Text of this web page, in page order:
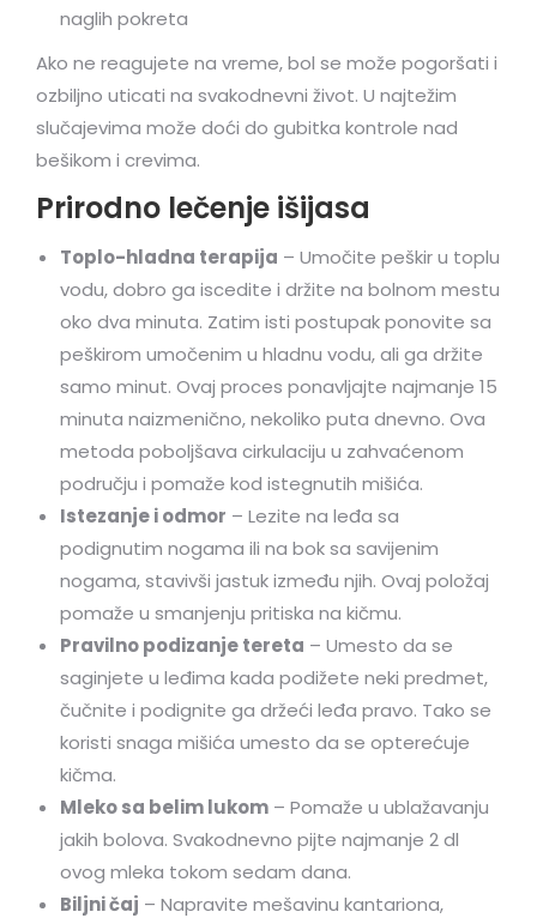
naglih pokreta
Ako ne reagujete na vreme, bol se može pogoršati i
ozbiljno uticati na svakodnevni život. U najtežim
slučajevima može doći do gubitka kontrole nad
bešikom i crevima.
Prirodno lečenje išijasa
Toplo-hladna terapija – Umočite peškir u toplu
vodu, dobro ga iscedite i držite na bolnom mestu
oko dva minuta. Zatim isti postupak ponovite sa
peškirom umočenim u hladnu vodu, ali ga držite
samo minut. Ovaj proces ponavljajte najmanje 15
minuta naizmenično, nekoliko puta dnevno. Ova
metoda poboljšava cirkulaciju u zahvaćenom
području i pomaže kod istegnutih mišića.
Istezanje i odmor – Lezite na leđa sa
podignutim nogama ili na bok sa savijenim
nogama, stavivši jastuk između njih. Ovaj položaj
pomaže u smanjenju pritiska na kičmu.
Pravilno podizanje tereta – Umesto da se
saginjete u leđima kada podižete neki predmet,
čučnite i podignite ga držeći leđa pravo. Tako se
koristi snaga mišića umesto da se opterećuje
kičma.
Mleko sa belim lukom – Pomaže u ublažavanju
jakih bolova. Svakodnevno pijte najmanje 2 dl
ovog mleka tokom sedam dana.
Biljni čaj – Napravite mešavinu kantariona,